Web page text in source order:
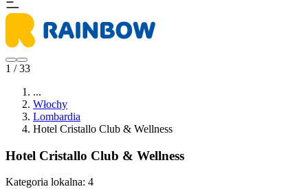
1 / 33
...
Włochy
Lombardia
Hotel Cristallo Club & Wellness
Hotel Cristallo Club & Wellness
Kategoria lokalna: 4